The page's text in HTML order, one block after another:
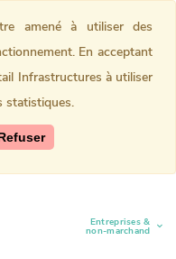
Entreprises &
non-marchand
(current)
amené à utiliser des
En acceptant
Infrastructures à utiliser
statistiques.